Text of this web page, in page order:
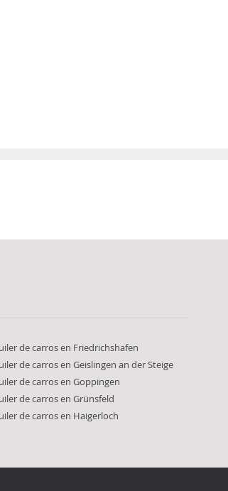
de carros en Friedrichshafen
de carros en Geislingen an der Steige
de carros en Goppingen
de carros en Grünsfeld
de carros en Haigerloch